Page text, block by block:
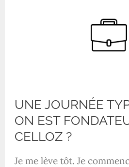
UNE JOURNÉE
ON EST
CELLOZ ?
Je me lève tôt. Je